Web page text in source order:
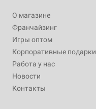
О магазине
Франчайзинг
Игры оптом
Корпоративные подарки
Работа у нас
Новости
Контакты